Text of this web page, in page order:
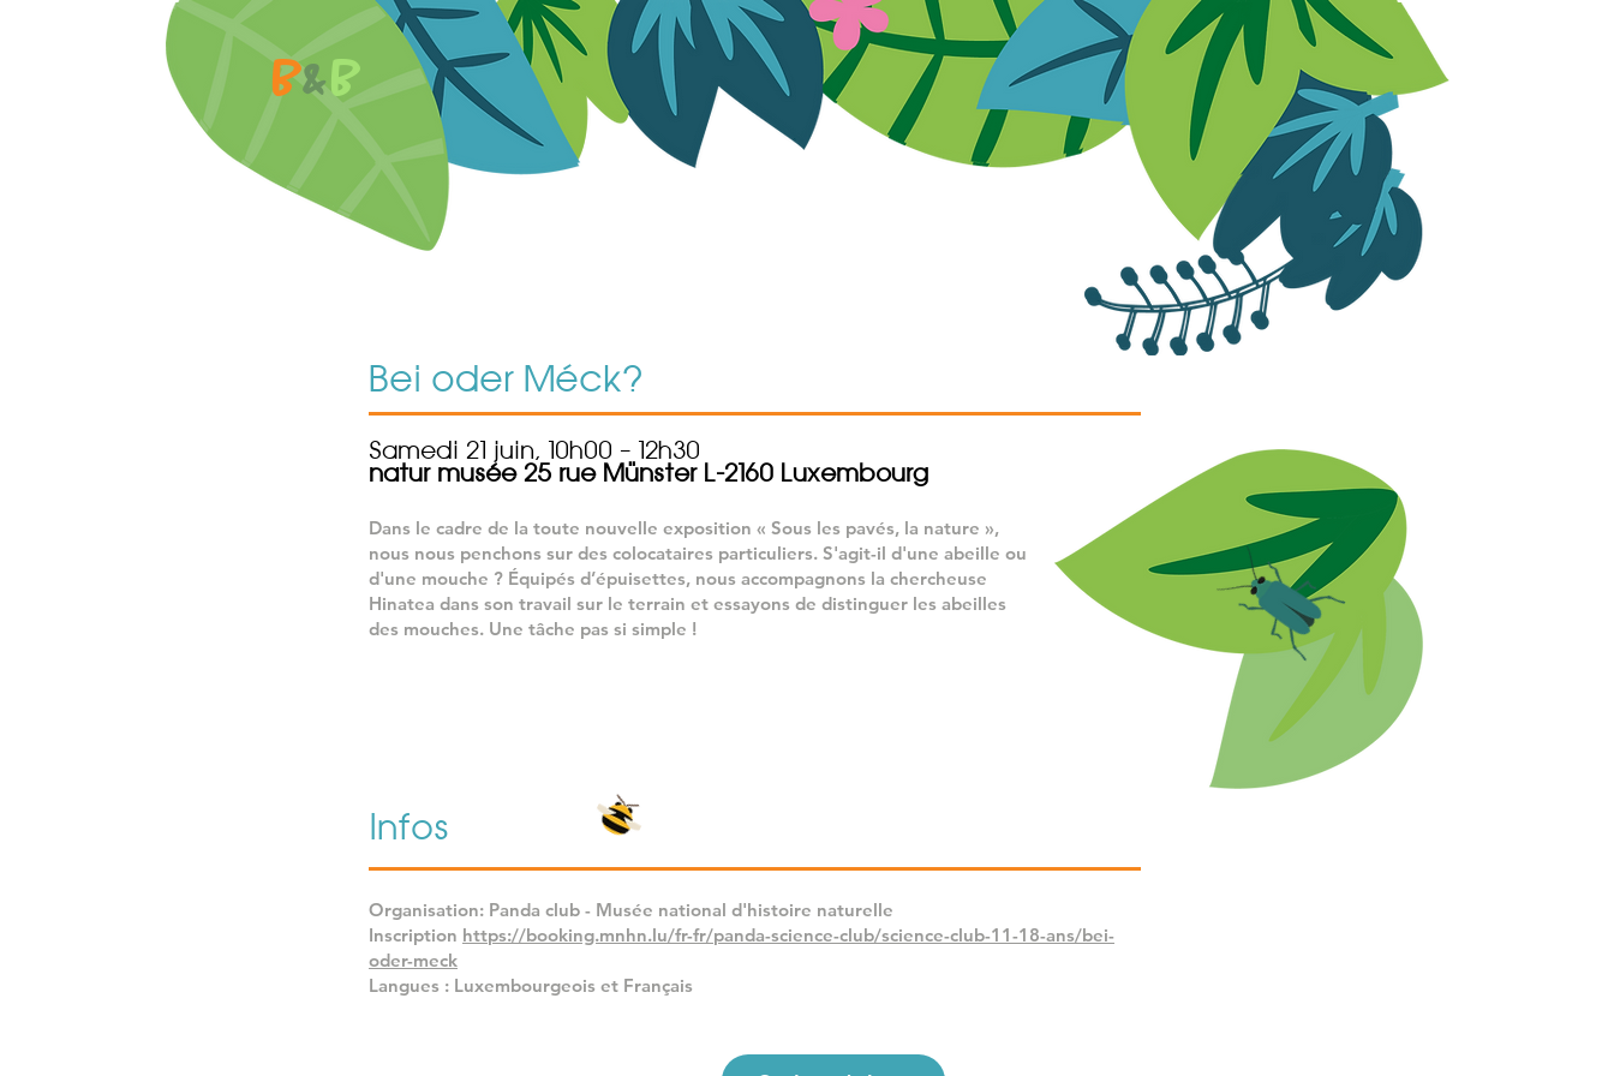
B&B
Bei oder Méck?
Samedi 21 juin, 10h00 – 12h30
natur musée 25 rue Münster L-2160 Luxembourg
Dans le cadre de la toute nouvelle exposition « Sous les pavés, la nature »,
nous nous penchons sur des colocataires particuliers. S'agit-il d'une abeille ou
d'une mouche ? Équipés d’épuisettes, nous accompagnons la chercheuse
Hinatea dans son travail sur le terrain et essayons de distinguer les abeilles
des mouches. Une tâche pas si simple !
Infos
Organisation: Panda club - Musée national d'histoire naturelle
Inscription https://booking.mnhn.lu/fr-fr/panda-science-club/science-club-11-18-ans/bei-
oder-meck
Langues : Luxembourgeois et Français